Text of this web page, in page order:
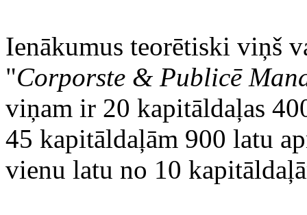
Ienākumus teorētiski viņš
"Corporste & Publicē
viņam ir 20 kapitāldaļas
45 kapitāldaļām 900 latu
vienu latu no 10